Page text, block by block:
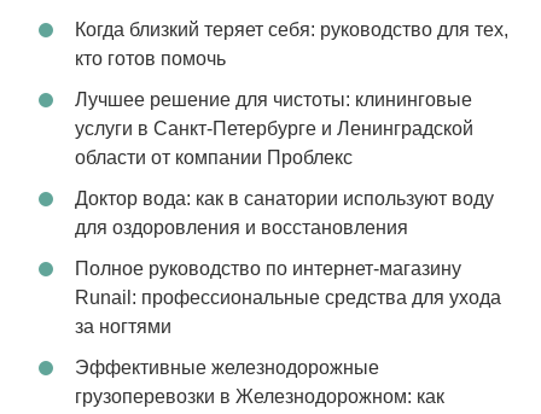
Когда близкий теряет себя: руководство для тех,
кто готов помочь
Лучшее решение для чистоты: клининговые
услуги в Санкт-Петербурге и Ленинградской
области от компании Проблекс
Доктор вода: как в санатории используют воду
для оздоровления и восстановления
Полное руководство по интернет-магазину
Runail: профессиональные средства для ухода
за ногтями
Эффективные железнодорожные
грузоперевозки в Железнодорожном: как